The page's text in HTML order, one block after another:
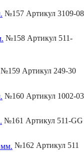
№157 Артикул 3109-08
№158 Артикул 511-
№159 Артикул 249-30
№160 Артикул 1002-03
№161 Артикул 511-GG
№162 Артикул 511